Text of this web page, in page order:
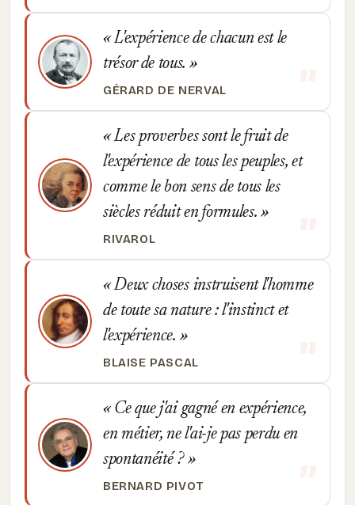
L'expérience de chacun est le
trésor de tous.
GÉRARD DE NERVAL
Les proverbes sont le fruit de
l'expérience de tous les peuples, et
comme le bon sens de tous les
siècles réduit en formules.
RIVAROL
Deux choses instruisent l'homme
de toute sa nature : l'instinct et
l'expérience.
BLAISE PASCAL
Ce que j'ai gagné en expérience,
en métier, ne l'ai-je pas perdu en
spontanéité ?
BERNARD PIVOT